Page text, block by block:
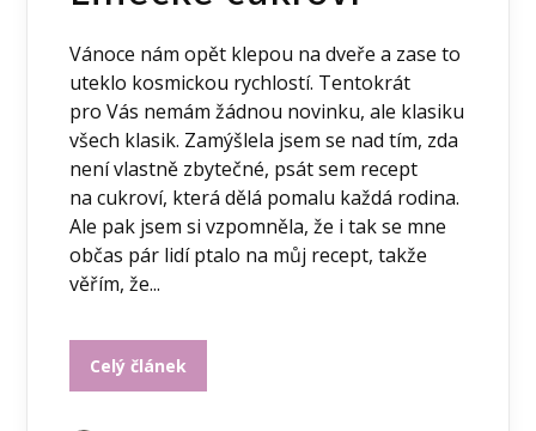
Vánoce nám opět klepou na dveře a zase to
uteklo kosmickou rychlostí. Tentokrát
pro Vás nemám žádnou novinku, ale klasiku
všech klasik. Zamýšlela jsem se nad tím, zda
není vlastně zbytečné, psát sem recept
na cukroví, která dělá pomalu každá rodina.
Ale pak jsem si vzpomněla, že i tak se mne
občas pár lidí ptalo na můj recept, takže
věřím, že...
Celý článek